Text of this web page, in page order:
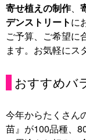
寄せ植えの制作、
デンストリートに
ご予算、ご希望に
ます。お気軽にス
おすすめバ
今年からたくさん
苗』が100品種、